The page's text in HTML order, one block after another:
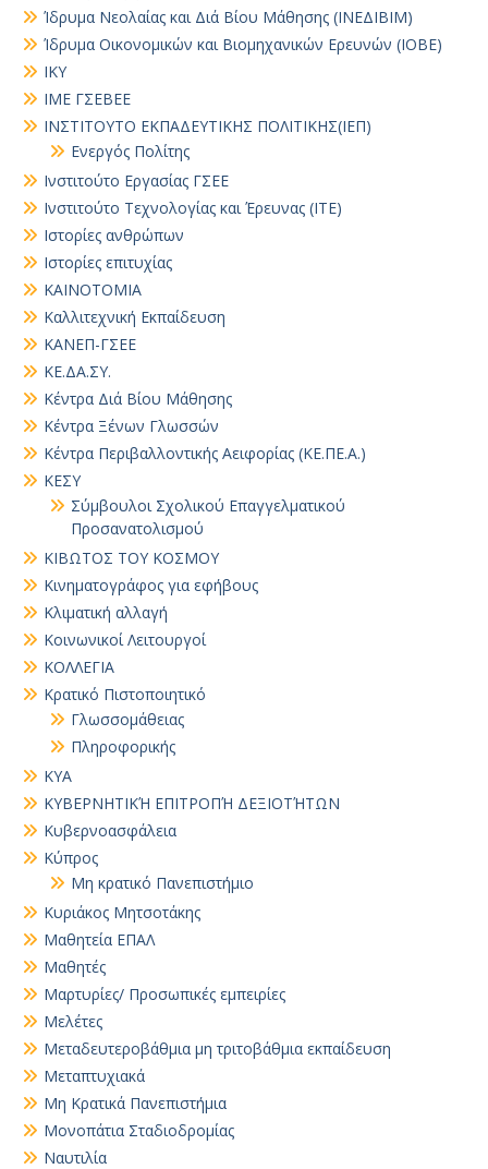
Ίδρυμα Νεολαίας και Διά Βίου Μάθησης (ΙΝΕΔΙΒΙΜ)
Ίδρυμα Οικονομικών και Βιομηχανικών Ερευνών (ΙΟΒΕ)
ΙΚΥ
ΙΜΕ ΓΣΕΒΕΕ
ΙΝΣΤΙΤΟΥΤΟ ΕΚΠΑΔΕΥΤΙΚΗΣ ΠΟΛΙΤΙΚΗΣ(ΙΕΠ)
Ενεργός Πολίτης
Ινστιτούτο Εργασίας ΓΣΕΕ
Ινστιτούτο Τεχνολογίας και Έρευνας (ΙΤΕ)
Ιστορίες ανθρώπων
Ιστορίες επιτυχίας
ΚΑΙΝΟΤΟΜΙΑ
Καλλιτεχνική Εκπαίδευση
ΚΑΝΕΠ-ΓΣΕΕ
ΚΕ.ΔΑ.ΣΥ.
Κέντρα Διά Βίου Μάθησης
Κέντρα Ξένων Γλωσσών
Κέντρα Περιβαλλοντικής Αειφορίας (ΚΕ.ΠΕ.Α.)
ΚΕΣΥ
Σύμβουλοι Σχολικού Επαγγελματικού
Προσανατολισμού
ΚΙΒΩΤΟΣ ΤΟΥ ΚΟΣΜΟΥ
Κινηματογράφος για εφήβους
Κλιματική αλλαγή
Κοινωνικοί Λειτουργοί
ΚΟΛΛΕΓΙΑ
Κρατικό Πιστοποιητικό
Γλωσσομάθειας
Πληροφορικής
ΚΥΑ
ΚΥΒΕΡΝΗΤΙΚΉ ΕΠΙΤΡΟΠΉ ΔΕΞΙΟΤΉΤΩΝ
Κυβερνοασφάλεια
Κύπρος
Μη κρατικό Πανεπιστήμιο
Κυριάκος Μητσοτάκης
Μαθητεία ΕΠΑΛ
Μαθητές
Μαρτυρίες/ Προσωπικές εμπειρίες
Μελέτες
Μεταδευτεροβάθμια μη τριτοβάθμια εκπαίδευση
Μεταπτυχιακά
Μη Κρατικά Πανεπιστήμια
Μονοπάτια Σταδιοδρομίας
Ναυτιλία